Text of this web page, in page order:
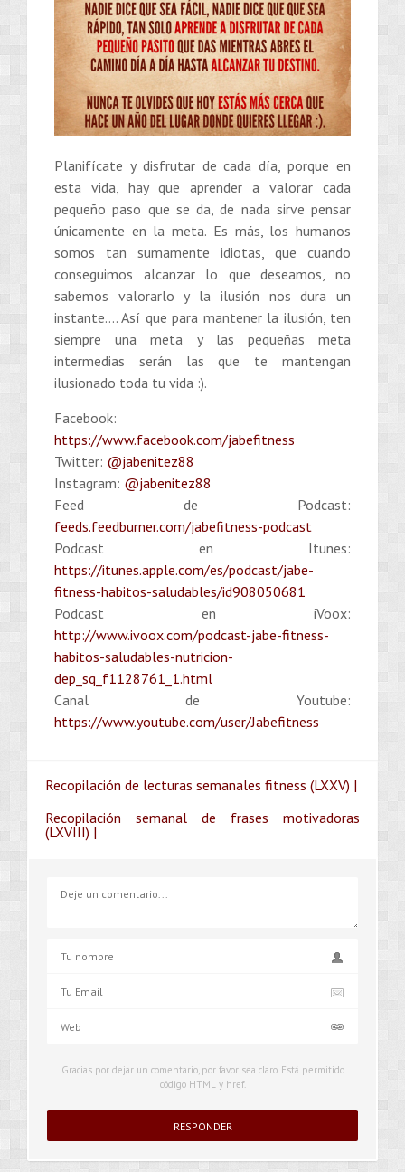
Planifícate y disfrutar de cada día, porque en
esta vida, hay que aprender a valorar cada
pequeño paso que se da, de nada sirve pensar
únicamente en la meta. Es más, los humanos
somos tan sumamente idiotas, que cuando
conseguimos alcanzar lo que deseamos, no
sabemos valorarlo y la ilusión nos dura un
instante…. Así que para mantener la ilusión, ten
siempre una meta y las pequeñas meta
intermedias serán las que te mantengan
ilusionado toda tu vida :).
Facebook:
https://www.facebook.com/jabefitness
Twitter: @jabenitez88
Instagram: @jabenitez88
Feed de Podcast:
feeds.feedburner.com/jabefitness-podcast
Podcast en Itunes:
https://itunes.apple.com/es/podcast/jabe-
fitness-habitos-saludables/id908050681
Podcast en iVoox:
http://www.ivoox.com/podcast-jabe-fitness-
habitos-saludables-nutricion-
dep_sq_f1128761_1.html
Canal de Youtube:
https://www.youtube.com/user/Jabefitness
Recopilación de lecturas semanales fitness (LXXV) |
Recopilación semanal de frases motivadoras
(LXVIII) |
Gracias por dejar un comentario, por favor sea claro. Está permitido
código HTML y href.